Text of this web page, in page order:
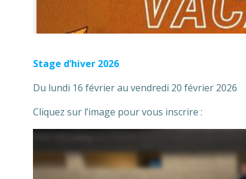
Stage d’hiver 2026
Du lundi 16 février au vendredi 20 février 2026
Cliquez sur l’image pour vous inscrire :